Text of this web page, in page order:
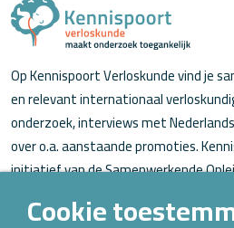
Op Kennispoort Verloskunde vind je
en relevant internationaal
onderzoek, interviews met
over o.a. aanstaande promoties.
initiatief van de Samenwerkende
Cookie